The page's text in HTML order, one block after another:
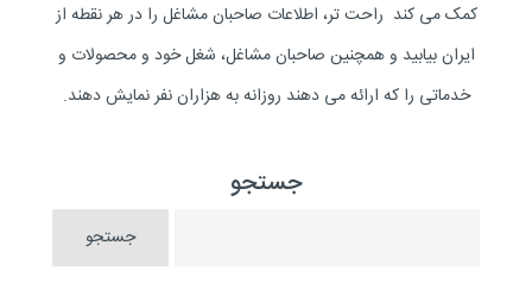
کمک می کند راحت تر، اطلاعات صاحبان مشاغل را در هر نقطه از
ایران بیابید و همچنین صاحبان مشاغل، شغل خود و محصولات و
خدماتی را که ارائه می دهند روزانه به هزاران نفر نمایش دهند.
جستجو